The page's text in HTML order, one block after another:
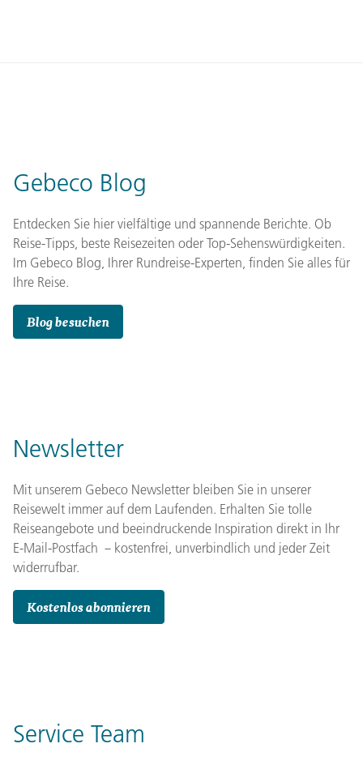
Gebeco Blog
Entdecken Sie hier vielfältige und spannende Berichte. Ob
Reise-Tipps, beste Reisezeiten oder Top-Sehenswürdigkeiten.
Im Gebeco Blog, Ihrer Rundreise-Experten, finden Sie alles für
Ihre Reise.
Blog besuchen
Newsletter
Mit unserem Gebeco Newsletter bleiben Sie in unserer
Reisewelt immer auf dem Laufenden. Erhalten Sie tolle
Reiseangebote und beeindruckende Inspiration direkt in Ihr
E-Mail-Postfach －kostenfrei, unverbindlich und jeder Zeit
widerrufbar.
Kostenlos abonnieren
Service Team